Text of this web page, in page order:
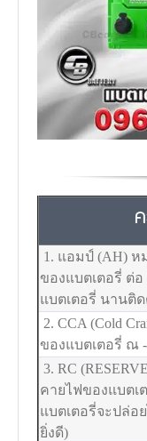
1. แอมป์ (AH) ห
ของแบตเตอรี่ ต่
แบตเตอรี่ นานติ
2. CCA (Cold
ของแบตเตอรี่ ณ
3. RC
คายไฟของแบตเ
แบตเตอรี่จะปล่อ
ยิ่งดี)